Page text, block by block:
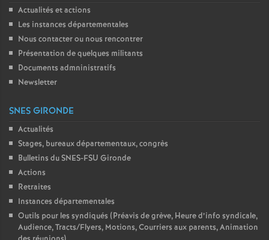
Actualités et actions
Les instances départementales
Nous contacter ou nous rencontrer
Présentation de quelques militants
Documents admninistratifs
Newsletter
SNES GIRONDE
Actualités
Stages, bureaux départementaux, congrès
Bulletins du SNES-FSU Gironde
Actions
Retraites
Instances départementales
Outils pour les syndiqués (Préavis de grève, Heure d’info syndicale,
Audience, Tracts/Flyers, Motions, Courriers aux parents, Animation